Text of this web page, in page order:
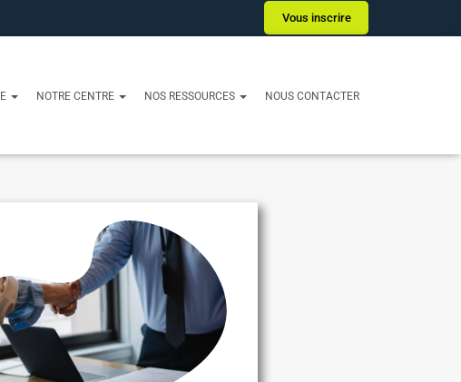
Vous inscrire
NOTRE CENTRE NOS RESSOURCES NOUS CONTACTER